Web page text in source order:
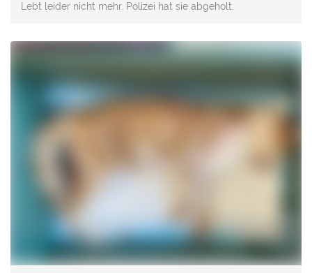
Lebt leider nicht mehr. Polizei hat sie abgeholt.